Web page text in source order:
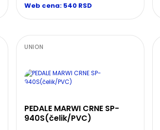
Web cena: 540 RSD
UNION
PEDALE MARWI CRNE SP-
940S(čelik/PVC)